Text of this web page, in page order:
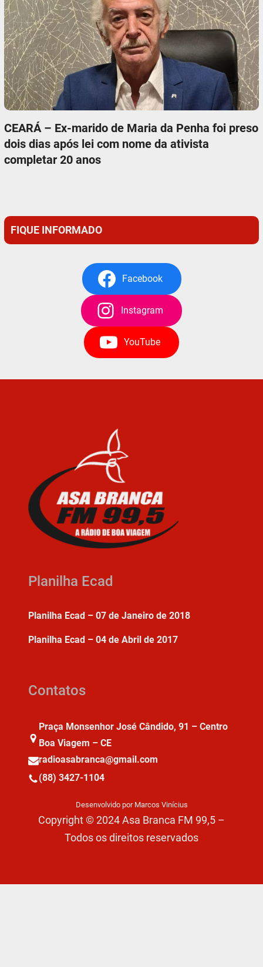
CEARÁ – Ex-marido de Maria da Penha foi preso
dois dias após lei com nome da ativista
completar 20 anos
FIQUE INFORMADO
Facebook
Instagram
YouTube
Planilha Ecad
Planilha Ecad – 07 de Janeiro de 2018
Planilha Ecad – 04 de Abril de 2017
Contatos
Praça Monsenhor José Cândido, 91 – Centro
Boa Viagem – CE
radioasabranca@gmail.com
(88) 3427-1104
Desenvolvido por Marcos Vinícius
Copyright © 2024 Asa Branca FM 99,5 –
Todos os direitos reservados